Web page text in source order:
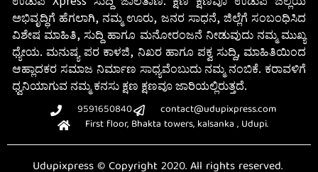
ಅಭಿವೃದ್ಧಿಗೆ ಹೆಗಲಾಗಿ, ನಮ್ಮ ಊರು, ಜನರ ಸಾಧನೆ, ಜಿಲ್ಲೆಗೆ ಸಂಬಂಧಿಸಿದ
ವಿಶೇಷ ಮಾಹಿತಿ, ಸುದ್ದಿ ಹಾಗೂ ಮನೋರಂಜನೆ ನೀಡುವುದು ನಮ್ಮ ಮುಖ್ಯ
ಧ್ಯೇಯ. ಮನುಷ್ಯ ಪರ ಕಾಳಜಿ, ನಿಖರ ಹಾಗೂ ಪಕ್ವ ಸುದ್ದಿ, ಮಾಹಿತಿಯಿಂದ
ಆಹ್ಲಾದಕರ ಸಮಾಜ ನಿರ್ಮಾಣ ಸಾಧ್ಯವೆಂಬುದು ನಮ್ಮ ನಂಬಿಕೆ. ಕರಾವಳಿಗೆ
ಧ್ವನಿಯಾಗುವ ನಮ್ಮ ಕನಸು ಕ್ಷಣ ಕ್ಷಣವೂ ಜಾರಿಯಲ್ಲಿರುತ್ತದೆ.
9591650840
contact@udupixpress.com
First floor, Bhakta towers, kalsanka , Udupi.
Udupixpress © Copyright 2020. All rights reserved.